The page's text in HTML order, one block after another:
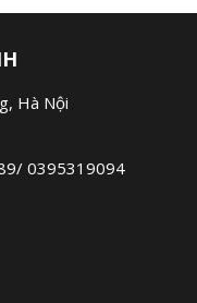
Hà Nội
/ 0395319094